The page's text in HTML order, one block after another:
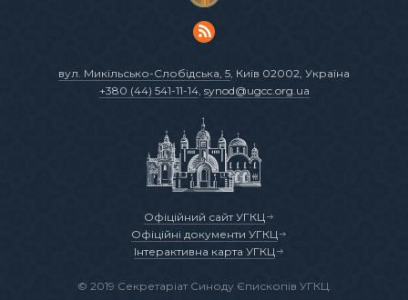
вул. Микільсько-Слобідська, 5, Київ 02002, Україна
+380 (44) 541-11-14, synod@ugcc.org.ua
Офіційний сайт УГКЦ
Офіційні документи УГКЦ
Інтерактивна карта УГКЦ
© 2019 Секретаріат Синоду Єпископів УГКЦ.